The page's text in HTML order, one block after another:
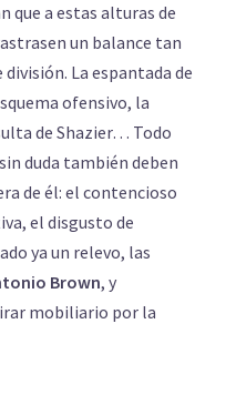
que a estas alturas de
un balance tan
La espantada de
ofensivo, la
de Shazier… Todo
duda también deben
de él: el contencioso
el disgusto de
ya un relevo, las
Brown, y
mobiliario por la